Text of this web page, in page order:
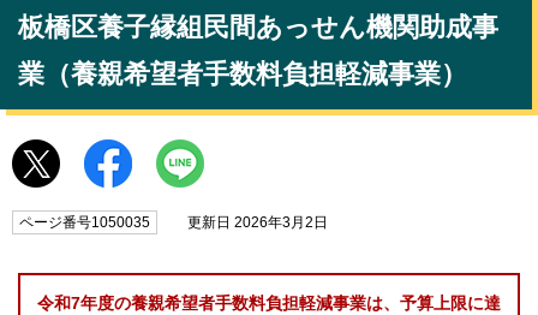
板橋区養子縁組民間あっせん機関助成事
業（養親希望者手数料負担軽減事業）
ページ番号1050035 更新日 2026年3月2日
令和7年度の養親希望者手数料負担軽減事業は、予算上限に達